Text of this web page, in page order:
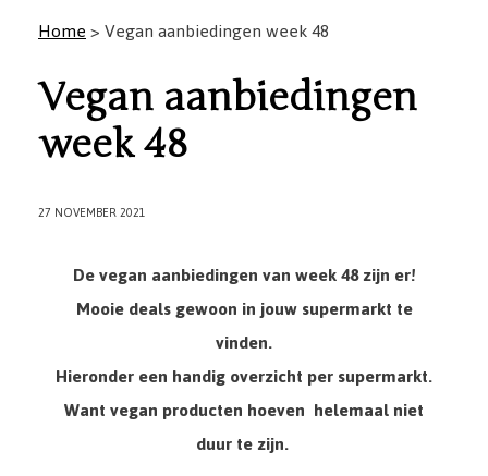
Home> Vegan aanbiedingen week 48
Vegan aanbiedingen
week 48
27 NOVEMBER 2021
De vegan aanbiedingen van week 48 zijn er!
Mooie deals gewoon in jouw supermarkt te
vinden.
Hieronder een handig overzicht per supermarkt.
Want vegan producten hoeven helemaal niet
duur te zijn.